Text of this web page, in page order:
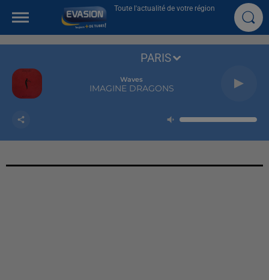
Toute l'actualité de votre région
Waves
IMAGINE DRAGONS
PARIS